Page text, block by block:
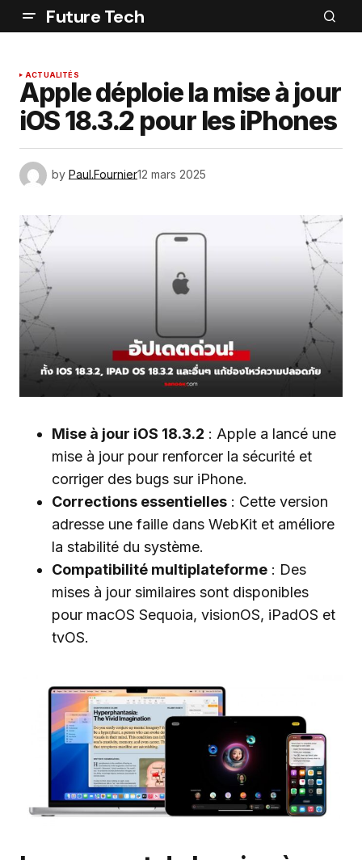
Future Tech
ACTUALITÉS
Apple déploie la mise à jour
iOS 18.3.2 pour les iPhones
by Paul.Fournier12 mars 2025
Mise à jour iOS 18.3.2 : Apple a lancé une
mise à jour pour renforcer la sécurité et
corriger des bugs sur iPhone.
Corrections essentielles : Cette version
adresse une faille dans WebKit et améliore
la stabilité du système.
Compatibilité multiplateforme : Des
mises à jour similaires sont disponibles
pour macOS Sequoia, visionOS, iPadOS et
tvOS.